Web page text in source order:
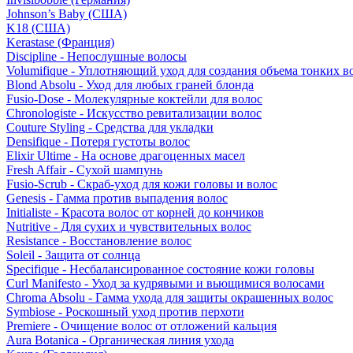
Johnson’s Baby (США)
K18 (США)
Kerastase (Франция)
Discipline - Непослушные волосы
Volumifique - Уплотняющий уход для создания объема тонких
Blond Absolu - Уход для любых граней блонда
Fusio-Dose - Молекулярные коктейли для волос
Chronologiste - Искусство ревитализации волос
Couture Styling - Средства для укладки
Densifique - Потеря густоты волос
Elixir Ultime - На основе драгоценных масел
Fresh Affair - Сухой шампунь
Fusio-Scrub - Скраб-уход для кожи головы и волос
Genesis - Гамма против выпадения волос
Initialiste - Красота волос от корней до кончиков
Nutritive - Для сухих и чувствительных волос
Resistance - Восстановление волос
Soleil - Защита от солнца
Specifique - Несбалансированное состояние кожи головы
Curl Manifesto - Уход за кудрявыми и вьющимися волосами
Chroma Absolu - Гамма ухода для защиты окрашенных волос
Symbiose - Роскошный уход против перхоти
Premiere - Очищение волос от отложений кальция
Aura Botanica - Органическая линия ухода